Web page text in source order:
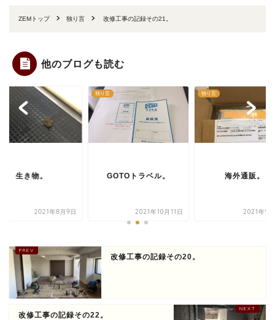
ZEMトップ 独り言 改修工事の記録その21。
他のブログも読む
生き物。
2021年8月9日
独り言
GOTOトラベル。
2021年10月11日
独り言
海外通販。
2021年9
改修工事の記録その20。
改修工事の記録その22。